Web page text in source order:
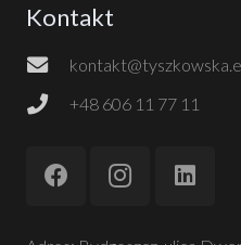
Kontakt
+48 606 11 77 11